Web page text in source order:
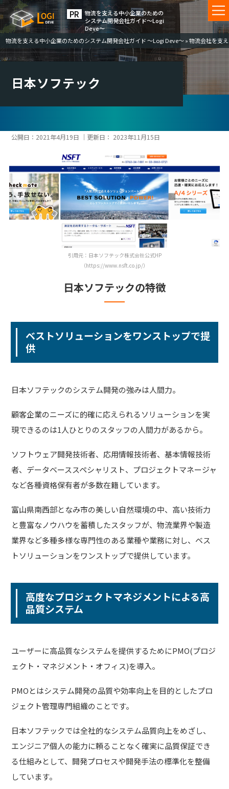
物流を⽀える中⼩企業のための
システム開発会社ガイド〜Logi
Deve〜
物流を支える中小企業のためのシステム開発会社ガイド ～Logi Deve～»物流会社を支
日本ソフテック
公開日： 2021年4月19日 ｜更新日： 2023年11月15日
引用元：日本ソフテック株式会社公式HP
（https://www.nsft.co.jp/）
日本ソフテックの特徴
ベストソリューションをワンストップで提
供
日本ソフテックのシステム開発の強みは人間力。
顧客企業のニーズに的確に応えられるソリューションを実
現できるのは1人ひとりのスタッフの人間力があるから。
ソフトウェア開発技術者、応用情報技術者、基本情報技術
者、データベーススペシャリスト、プロジェクトマネージャ
など各種資格保有者が多数在籍しています。
富山県南西部となみ市の美しい自然環境の中、高い技術力
と豊富なノウハウを蓄積したスタッフが、物流業界や製造
業界など多種多様な専門性のある業種や業務に対し、ベス
トソリューションをワンストップで提供しています。
高度なプロジェクトマネジメントによる高
品質システム
ユーザーに高品質なシステムを提供するためにPMO(プロジ
ェクト・マネジメント・オフィス)を導入。
PMOとはシステム開発の品質や効率向上を目的としたプロ
ジェクト管理専門組織のことです。
日本ソフテックでは全社的なシステム品質向上をめざし、
エンジニア個人の能力に頼ることなく確実に品質保証でき
る仕組みとして、開発プロセスや開発手法の標準化を整備
しています。